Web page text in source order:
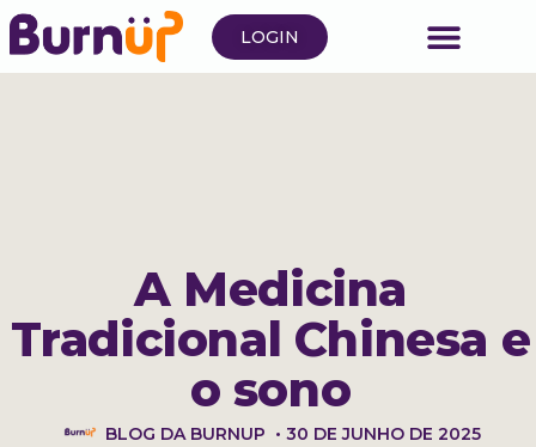
LOGIN
A Medicina
Tradicional Chinesa e
o sono
BLOG DA BURNUP • 30 DE JUNHO DE 2025